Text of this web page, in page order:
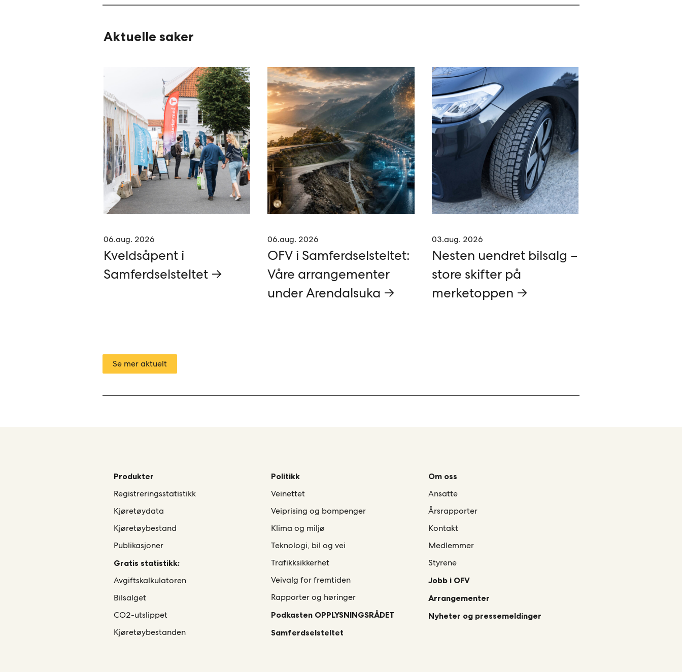
Aktuelle saker
06.aug. 2026
Kveldsåpent i
Samferdselsteltet →
06.aug. 2026
OFV i Samferdselsteltet:
Våre arrangementer
under Arendalsuka →
03.aug. 2026
Nesten uendret bilsalg –
store skifter på
merketoppen →
Se mer aktuelt
Produkter
Registreringsstatistikk
Kjøretøydata
Kjøretøybestand
Publikasjoner
Gratis statistikk:
Avgiftskalkulatoren
Bilsalget
CO2-utslippet
Kjøretøybestanden
Politikk
Veinettet
Veiprising og bompenger
Klima og miljø
Teknologi, bil og vei
Trafikksikkerhet
Veivalg for fremtiden
Rapporter og høringer
Podkasten OPPLYSNINGSRÅDET
Samferdselsteltet
Om oss
Ansatte
Årsrapporter
Kontakt
Medlemmer
Styrene
Jobb i OFV
Arrangementer
Nyheter og pressemeldinger